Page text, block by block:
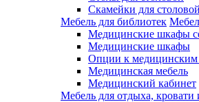
Скамейки для столовой
Мебель для библиотек
Медицинские шкафы
Медицинские шкафы
Опции к
Медицинская мебель
Медицинский кабинет
Мебель для отдыха,